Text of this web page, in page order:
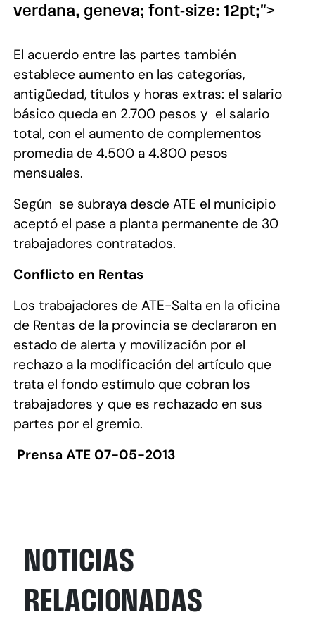
verdana, geneva; font-size: 12pt;">
El acuerdo entre las partes también
establece aumento en las categorías,
antigüedad, títulos y horas extras: el salario
básico queda en 2.700 pesos y el salario
total, con el aumento de complementos
promedia de4.500 a 4.800 pesos
mensuales.
Según se subraya desde ATE el municipio
aceptó el pase a planta permanente de 30
trabajadores contratados.
Conflicto en Rentas
Los trabajadores de ATE-Salta en la oficina
de Rentas de la provincia se declararon en
estado de alerta y movilización por el
rechazo a la modificación del artículo que
trata el fondo estímulo que cobran los
trabajadores y que es rechazado en sus
partes por el gremio.
Prensa ATE 07-05-2013
NOTICIAS
RELACIONADAS